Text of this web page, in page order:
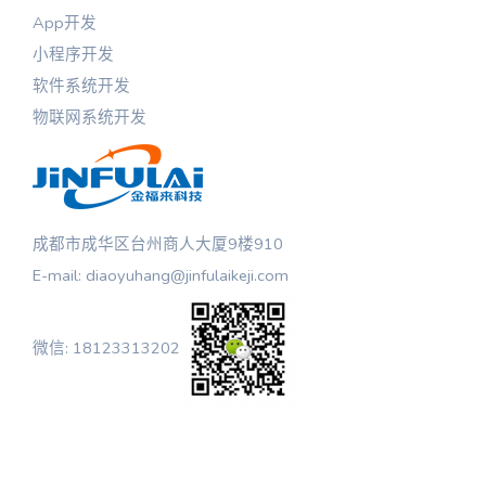
App开发
小程序开发
软件系统开发
物联网系统开发
成都市成华区台州商人大厦9楼910
E-mail: diaoyuhang@jinfulaikeji.com
微信: 18123313202